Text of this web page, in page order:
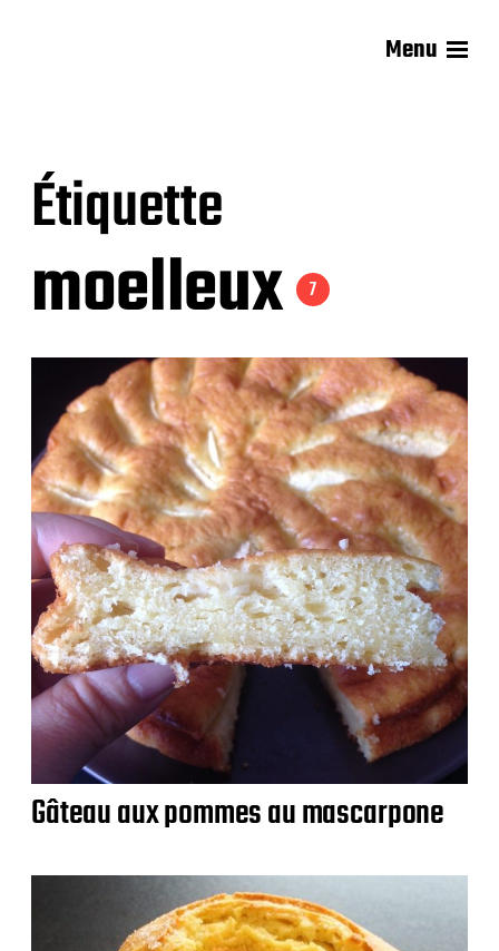
Menu
Étiquette
moelleux 7
Gâteau aux pommes au mascarpone